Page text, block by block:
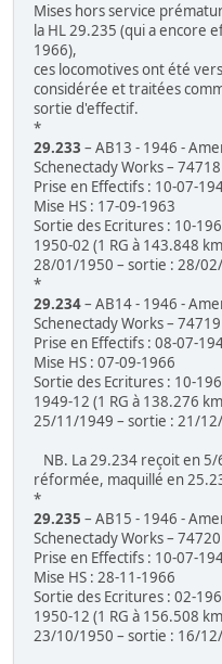
Mises hors service
la HL 29.235 (qui a encore
1966),
ces locomotives ont été
considérée et traitées
sortie d'effectif.
*
29.233 – AB13 - 1946 -
Schenectady Works – 74718
Prise en Effectifs : 10-07-
Mise HS : 17-09-1963
Sortie des Ecritures : 10-
1950-02 (1 RG à 143.848
28/01/1950 – sortie : 28/
*
29.234– AB14 - 1946 -
Schenectady Works – 74719
Prise en Effectifs : 08-07-
Mise HS : 07-09-1966
Sortie des Ecritures : 10-
1949-12 (1 RG à 138.276
25/11/1949 – sortie : 21/
NB. La 29.234 reçoit en
réformée, maquillé en
*
29.235 – AB15 - 1946 -
Schenectady Works – 74720
Prise en Effectifs : 10-07-
Mise HS : 28-11-1966
Sortie des Ecritures : 02-
1950-12 (1 RG à 156.508
23/10/1950 – sortie : 16/